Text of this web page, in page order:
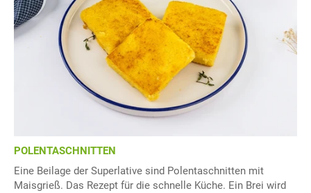
POLENTASCHNITTEN
Eine Beilage der Superlative sind Polentaschnitten mit
Maisgrieß. Das Rezept für die schnelle Küche. Ein Brei wird